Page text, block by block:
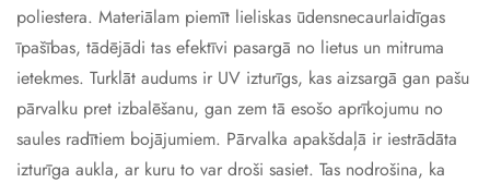
poliestera. Materiālam piemīt lieliskas ūdensnecaurlaidīgas
īpašības, tādējādi tas efektīvi pasargā no lietus un mitruma
ietekmes. Turklāt audums ir UV izturīgs, kas aizsargā gan pašu
pārvalku pret izbalēšanu, gan zem tā esošo aprīkojumu no
saules radītiem bojājumiem. Pārvalka apakšdaļā ir iestrādāta
izturīga aukla, ar kuru to var droši sasiet. Tas nodrošina, ka